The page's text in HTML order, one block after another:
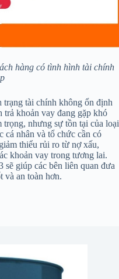
hàng có tình hình tài chính
trạng tài chính không ổn định
trả khoản vay đang gặp khó
nhưng sự tồn tại của loại
cá nhân và tổ chức cần có
thiểu rủi ro từ nợ xấu,
khoản vay trong tương lai.
sẽ giúp các bên liên quan đưa
và an toàn hơn.